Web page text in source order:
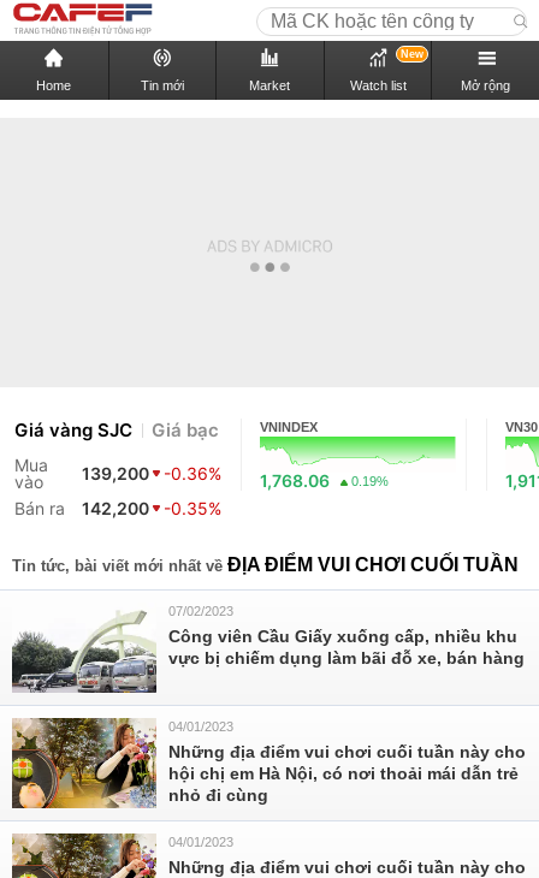
Home Tin mới Market Watch list
New
Mở rộng
Giá vàng SJC Giá bạc
Mua
vào
139,200
-0.36%
Bán ra
142,200 -0.35%
VNINDEX
1,768.06 0.19%
VN30
Tin tức, bài viết mới nhất về ĐỊA ĐIỂM VUI CHƠI CUỐI TUẦN
07/02/2023
Công viên Cầu Giấy xuống cấp, nhiều khu
vực bị chiếm dụng làm bãi đỗ xe, bán hàng
04/01/2023
Những địa điểm vui chơi cuối tuần này cho
hội chị em Hà Nội, có nơi thoải mái dẫn trẻ
nhỏ đi cùng
04/01/2023
Những địa điểm vui chơi cuối tuần này cho